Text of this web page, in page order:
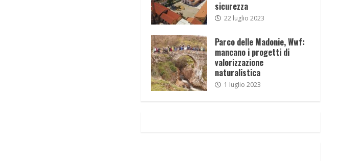
sicurezza
22 luglio 2023
Parco delle Madonie, Wwf:
mancano i progetti di
valorizzazione
naturalistica
1 luglio 2023